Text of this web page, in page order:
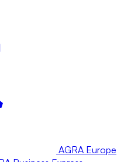
AGRA Europe